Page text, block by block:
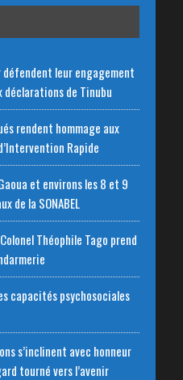
leur engagement
de Tinubu
rendent hommage aux
Rapide
et environs les 8 et 9
de la SONABEL
Théophile Tago prend
capacités psychosociales
s’inclinent avec honneur
tourné vers l’avenir